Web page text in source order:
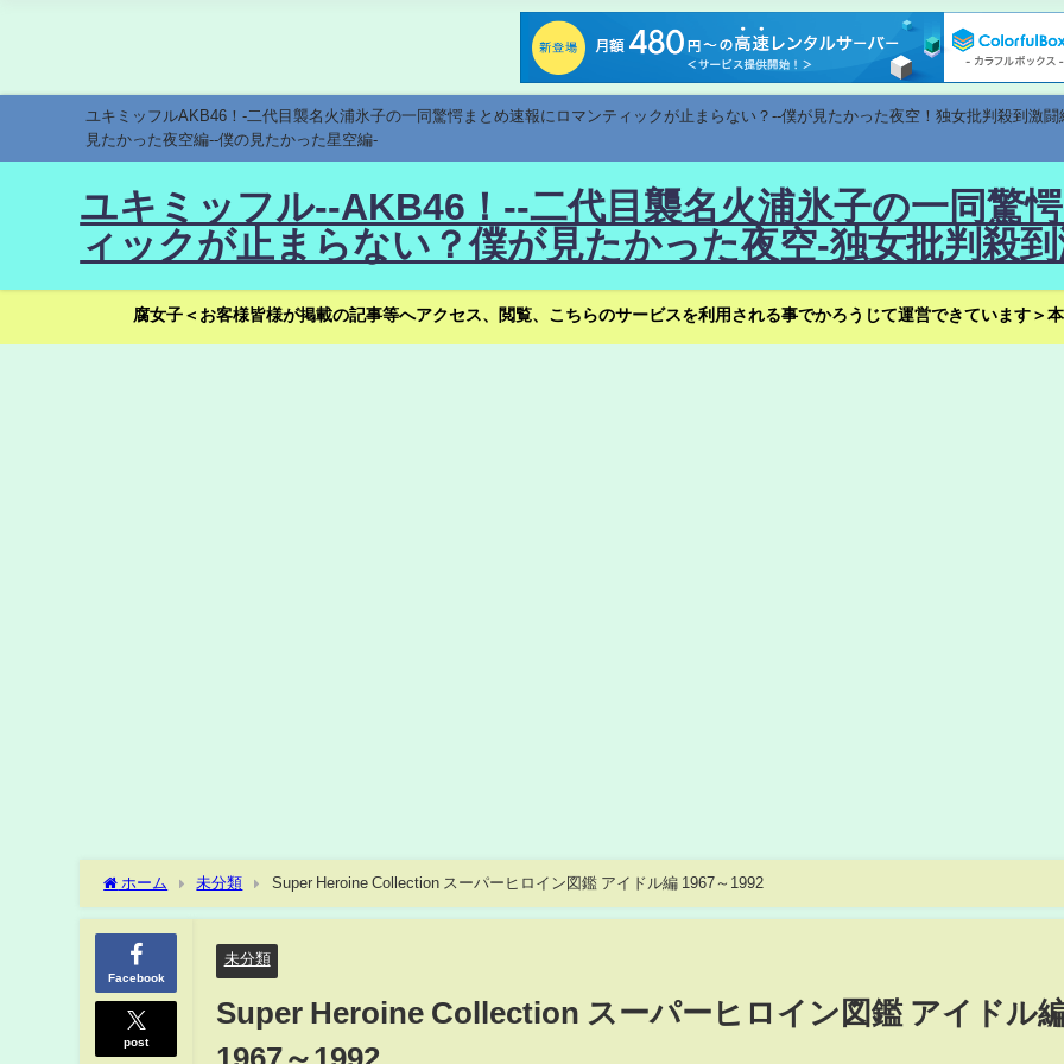
ユキミッフルAKB46！-二代目襲名火浦氷子の一同驚愕まとめ速報にロマンティックが止まらない？--僕が見たかった夜空！独女批判殺到激
見たかった夜空編--僕の見たかった星空編-
ユキミッフル--AKB46！--二代目襲名火浦氷子の一同驚
ィックが止まらない？僕が見たかった夜空-独女批判殺
腐女子＜お客様皆様が掲載の記事等へアクセス、閲覧、こちらのサービスを利用される事でかろうじて運営できています＞
ホーム 未分類 Super Heroine Collection スーパーヒロイン図鑑 アイドル編 1967～1992
Facebook
post
未分類
Super Heroine Collection スーパーヒロイン図鑑 アイドル
1967～1992